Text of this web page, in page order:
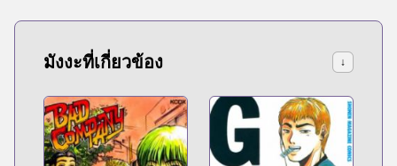
มังงะที่เกี่ยวข้อง ↓